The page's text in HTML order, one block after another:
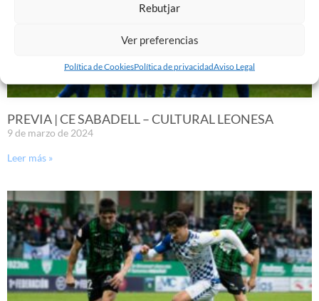
Rebutjar
Ver preferencias
Política de CookiesPolítica de privacidadAviso Legal
PREVIA | CE SABADELL – CULTURAL LEONESA
9 de marzo de 2024
Leer más »